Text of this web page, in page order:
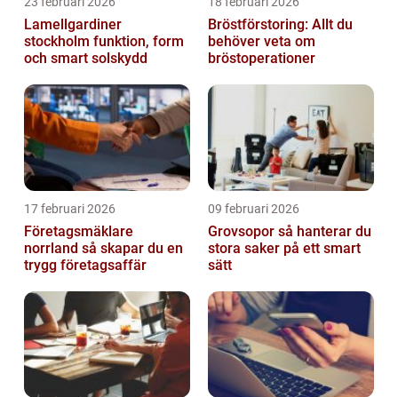
Lamellgardiner
stockholm funktion, form
och smart solskydd
Bröstförstoring: Allt du
behöver veta om
bröstoperationer
17 februari 2026
Företagsmäklare
norrland så skapar du en
trygg företagsaffär
09 februari 2026
Grovsopor så hanterar du
stora saker på ett smart
sätt